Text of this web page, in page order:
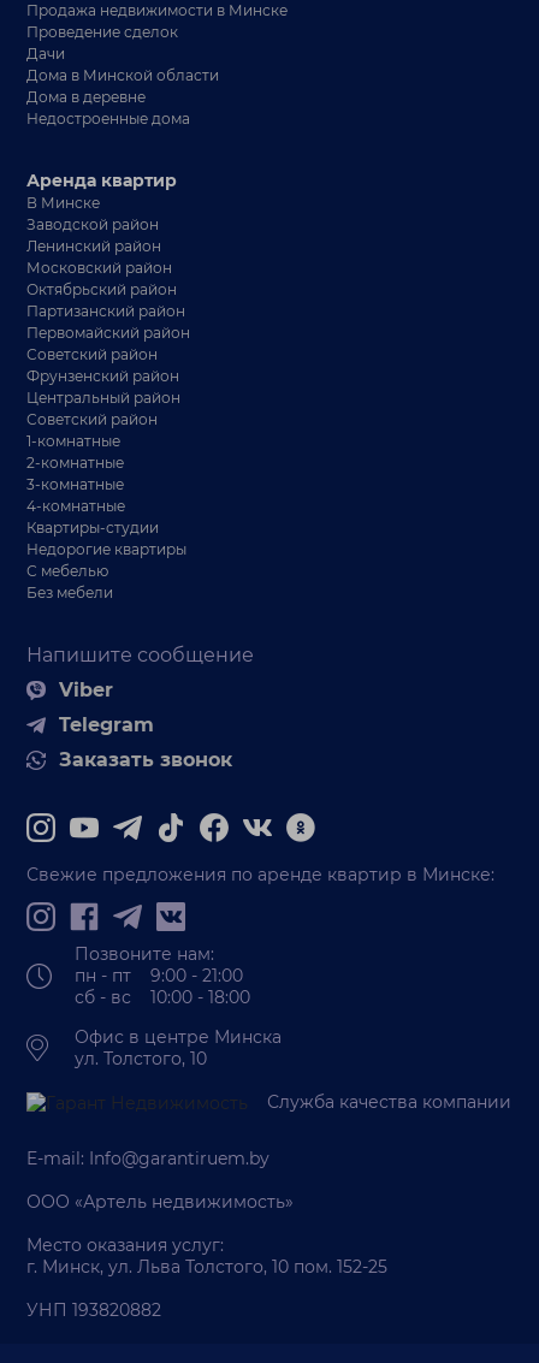
Продажа недвижимости в Минске
Проведение сделок
Дачи
Дома в Минской области
Дома в деревне
Недостроенные дома
Напишите сообщение
Viber
Telegram
Заказать звонок
Аренда квартир
В Минске
Заводской район
Ленинский район
Московский район
Октябрьский район
Партизанский район
Первомайский район
Советский район
Фрунзенский район
Центральный район
Советский район
1-комнатные
2-комнатные
3-комнатные
4-комнатные
Квартиры-студии
Недорогие квартиры
С мебелью
Без мебели
Свежие предложения по аренде квартир в Минске:
Позвоните нам:
пн - пт 9:00 - 21:00
сб - вс 10:00 - 18:00
Офис в центре Минска
ул. Толстого, 10
Служба качества компании
E-mail: Info@garantiruem.by
ООО «Артель недвижимость»
Место оказания услуг:
г. Минск, ул. Льва Толстого, 10 пом. 152-25
УНП 193820882